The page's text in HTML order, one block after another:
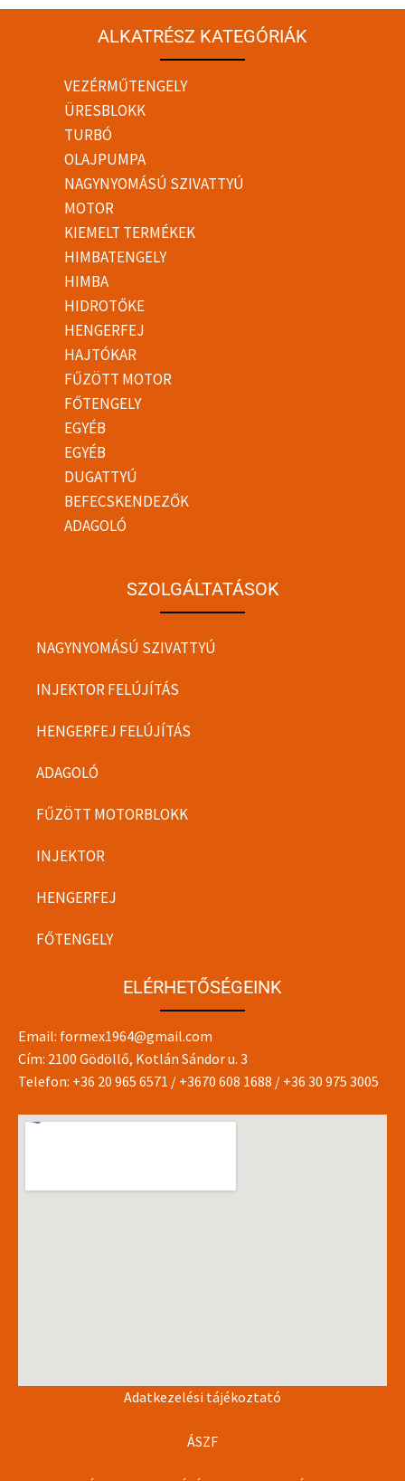
ALKATRÉSZ KATEGÓRIÁK
VEZÉRMŰTENGELY
ÜRESBLOKK
TURBÓ
OLAJPUMPA
NAGYNYOMÁSÚ SZIVATTYÚ
MOTOR
KIEMELT TERMÉKEK
HIMBATENGELY
HIMBA
HIDROTŐKE
HENGERFEJ
HAJTÓKAR
FŰZÖTT MOTOR
FŐTENGELY
EGYÉB
EGYÉB
DUGATTYÚ
BEFECSKENDEZŐK
ADAGOLÓ
SZOLGÁLTATÁSOK
NAGYNYOMÁSÚ SZIVATTYÚ
INJEKTOR FELÚJÍTÁS
HENGERFEJ FELÚJÍTÁS
ADAGOLÓ
FŰZÖTT MOTORBLOKK
INJEKTOR
HENGERFEJ
FŐTENGELY
ELÉRHETŐSÉGEINK
Email: formex1964@gmail.com
Cím: 2100 Gödöllő, Kotlán Sándor u. 3
Telefon: +36 20 965 6571 / +3670 608 1688 / +36 30 975 3005
Adatkezelési tájékoztató
ÁSZF